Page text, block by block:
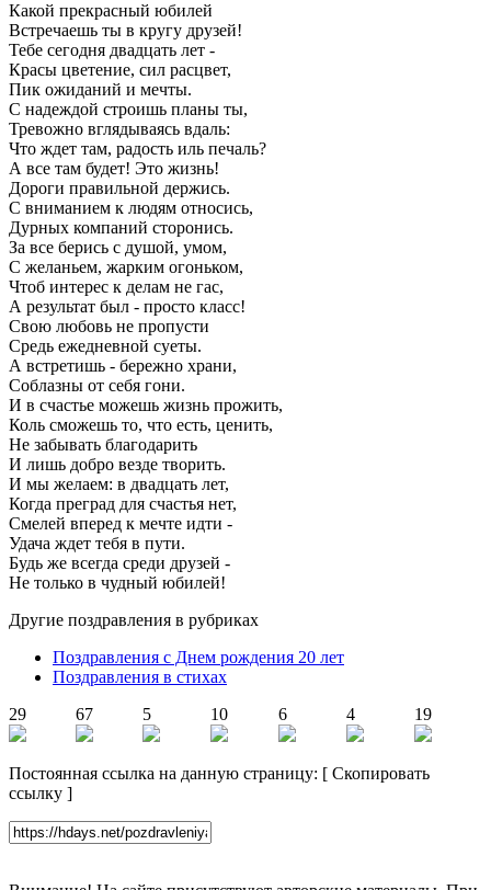
Какой прекрасный юбилей
Встречаешь ты в кругу друзей!
Тебе сегодня двадцать лет -
Красы цветение, сил расцвет,
Пик ожиданий и мечты.
С надеждой строишь планы ты,
Тревожно вглядываясь вдаль:
Что ждет там, радость иль печаль?
А все там будет! Это жизнь!
Дороги правильной держись.
С вниманием к людям относись,
Дурных компаний сторонись.
За все берись с душой, умом,
С желаньем, жарким огоньком,
Чтоб интерес к делам не гас,
А результат был - просто класс!
Свою любовь не пропусти
Средь ежедневной суеты.
А встретишь - бережно храни,
Соблазны от себя гони.
И в счастье можешь жизнь прожить,
Коль сможешь то, что есть, ценить,
Не забывать благодарить
И лишь добро везде творить.
И мы желаем: в двадцать лет,
Когда преград для счастья нет,
Смелей вперед к мечте идти -
Удача ждет тебя в пути.
Будь же всегда среди друзей -
Не только в чудный юбилей!
Другие поздравления в рубриках
Поздравления с Днем рождения 20 лет
Поздравления в стихах
29
67 5 10 6 4 19
Постоянная ссылка на данную страницу: [ Скопировать
ссылку ]